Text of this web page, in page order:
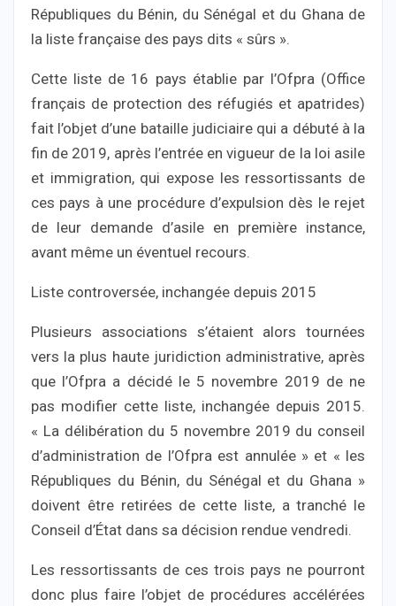
Républiques du Bénin, du Sénégal et du Ghana de
la liste française des pays dits « sûrs ».
Cette liste de 16 pays établie par l’Ofpra (Office
français de protection des réfugiés et apatrides)
fait l’objet d’une bataille judiciaire qui a débuté à la
fin de 2019, après l’entrée en vigueur de la loi asile
et immigration, qui expose les ressortissants de
ces pays à une procédure d’expulsion dès le rejet
de leur demande d’asile en première instance,
avant même un éventuel recours.
Liste controversée, inchangée depuis 2015
Plusieurs associations s’étaient alors tournées
vers la plus haute juridiction administrative, après
que l’Ofpra a décidé le 5 novembre 2019 de ne
pas modifier cette liste, inchangée depuis 2015.
« La délibération du 5 novembre 2019 du conseil
d’administration de l’Ofpra est annulée » et « les
Républiques du Bénin, du Sénégal et du Ghana »
doivent être retirées de cette liste, a tranché le
Conseil d’État dans sa décision rendue vendredi.
Les ressortissants de ces trois pays ne pourront
donc plus faire l’objet de procédures accélérées